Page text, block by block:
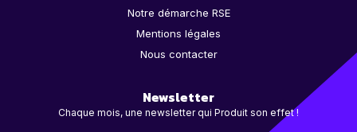
Notre démarche RSE
Mentions légales
Nous contacter
Newsletter
Chaque mois, une newsletter qui Produit son effet !